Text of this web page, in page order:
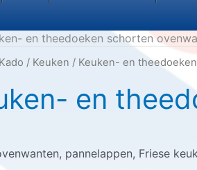
en theedoeken schorten
Kado / Keuken / Keuken- en
en
pannelappen, Friese